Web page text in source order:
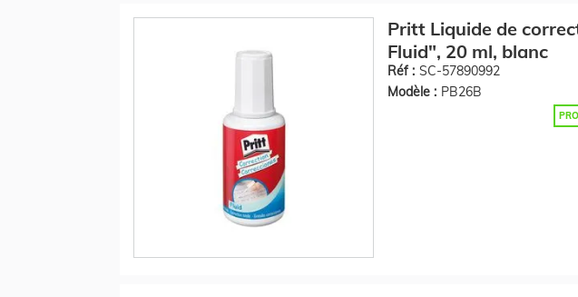
Pritt Liquide de
Fluid", 20 ml, blanc
Réf : SC-57890992
Modèle : PB26B